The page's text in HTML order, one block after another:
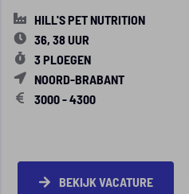
HILL'S PET NUTRITION
36, 38 UUR
3 PLOEGEN
NOORD-BRABANT
3000 - 4300
BEKIJK VACATURE